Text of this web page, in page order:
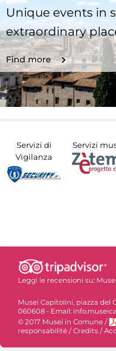
Unique events in
extraordinary
Find more
Servizi di
Vigilanza
Servizi
Leggi le recensioni su:
Musei Capitolini, piazza del
060608 - Email:
© 2017 Musei in Comune /
responsabilité / Credits /